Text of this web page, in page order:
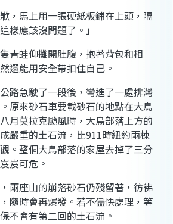
馬上用一張硬紙板鋪在上頭，隔
樣應該沒問題了。」
蛙仰攤開肚腹，抱著背包和相
還能用安全帶扣住自己。
急駛了一段後，彎進了一處排灣
原來砂石車要載砂石的地點在大鳥
月莫拉克颱風時，大鳥部落上方的
嚴重的土石流，比911時紐約兩棟
。整個大鳥部落的家屋去掉了三分
岌可危。
座山的崩落砂石仍殘留著，彷彿
隨時會再爆發。若不儘快處理，等
不會有第二回的土石流。